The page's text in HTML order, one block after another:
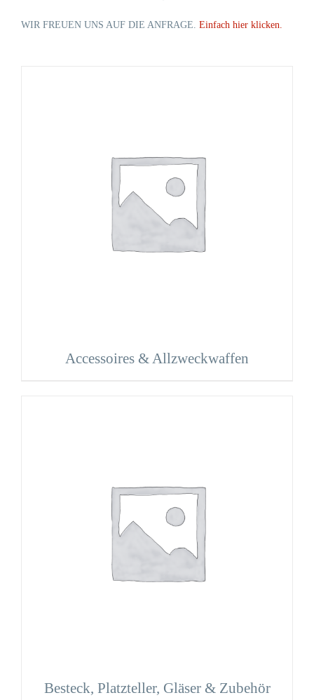
WIR FREUEN UNS AUF DIE ANFRAGE. Einfach hier klicken.
Accessoires & Allzweckwaffen
Besteck, Platzteller, Gläser & Zubehör